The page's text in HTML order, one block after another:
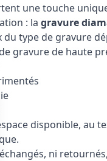
une touche
: la gravure
type de gravure
gravure de haute
disponible, au
ni